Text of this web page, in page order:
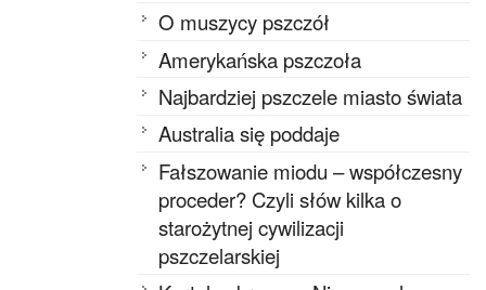
O muszycy pszczół
Amerykańska pszczoła
Najbardziej pszczele miasto świata
Australia się poddaje
Fałszowanie miodu – współczesny
proceder? Czyli słów kilka o
starożytnej cywilizacji
pszczelarskiej